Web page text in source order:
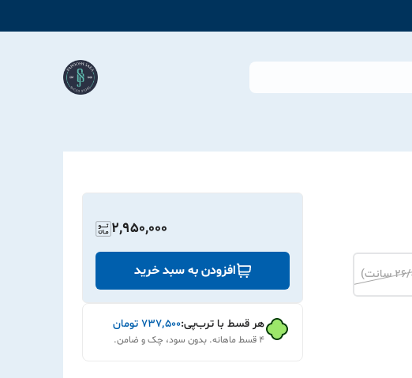
2,950,000
افزودن به سبد خرید
هر قسط با ترب‌پی:۷۳۷٬۵۰۰ تومان
۴ قسط ماهانه. بدون سود، چک و ضامن.